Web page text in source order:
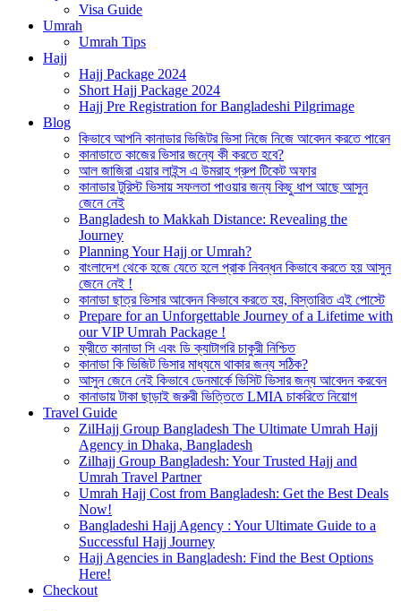
Visa Guide
Umrah
Umrah Tips
Hajj
Hajj Package 2024
Short Hajj Package 2024
Hajj Pre Registration for Bangladeshi Pilgrimage
Blog
কিভাবে আপনি কানাডার ভিজিটর ভিসা নিজে নিজে আবেদন করতে পারেন
কানাডাতে কাজের ভিসার জন্যে কী করতে হবে?
আল জাজিরা এয়ার লাইন্স এ উমরাহ গ্রুপ টিকেট অফার
কানাডার টুরিস্ট ভিসায় সফলতা পাওয়ার জন্য কিছু ধাপ আছে আসুন
জেনে নেই
Bangladesh to Makkah Distance: Revealing the
Journey
Planning Your Hajj or Umrah?
বাংলাদেশ থেকে হজে যেতে হলে প্রাক নিবন্ধন কিভাবে করতে হয় আসুন
জেনে নেই !
কানাডা ছাত্র ভিসার আবেদন কিভাবে করতে হয়, বিস্তারিত এই পোস্টে
Prepare for an Unforgettable Journey of a Lifetime with
our VIP Umrah Package !
ফ্রীতে কানাডা সি এবং ডি ক্যাটাগরি চাকুরী নিশ্চিত
কানাডা কি ভিজিট ভিসার মাধ্যমে থাকার জন্য সঠিক?
আসুন জেনে নেই কিভাবে ডেনমার্কে ভিসিট ভিসার জন্য আবেদন করবেন
কানাডায় টাকা ছাড়াই জরুরী ভিত্তিতে LMIA চাকরিতে নিয়োগ
Travel Guide
ZilHajj Group Bangladesh The Ultimate Umrah Hajj
Agency in Dhaka, Bangladesh
Zilhajj Group Bangladesh: Your Trusted Hajj and
Umrah Travel Partner
Umrah Hajj Cost from Bangladesh: Get the Best Deals
Now!
Bangladeshi Hajj Agency : Your Ultimate Guide to a
Successful Hajj Journey
Hajj Agencies in Bangladesh: Find the Best Options
Here!
Checkout